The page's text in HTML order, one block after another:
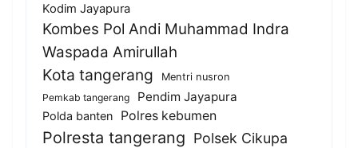
Kodim Jayapura
Kombes Pol Andi Muhammad Indra
Waspada Amirullah
Kota tangerang
Mentri nusron
Pemkab tangerang
Pendim Jayapura
Polda banten Polres kebumen
Polresta tangerang Polsek Cikupa